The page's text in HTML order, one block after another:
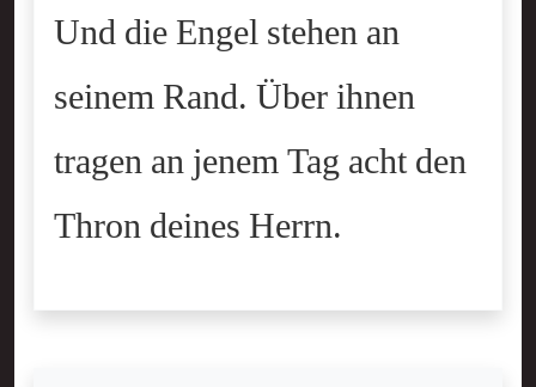
Und die Engel stehen an
seinem Rand. Über ihnen
tragen an jenem Tag acht den
Thron deines Herrn.